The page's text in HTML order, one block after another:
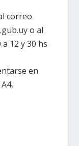
correo
o al
12 y 30 hs
en